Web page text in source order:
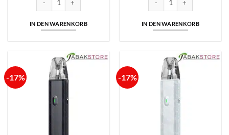
IN DEN WARENKORB IN DEN WARENKORB
-17% -17%